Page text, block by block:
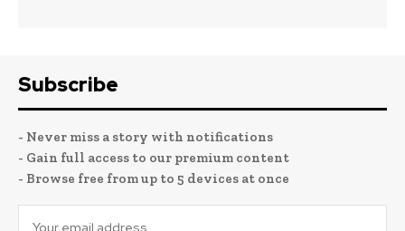
Subscribe
- Never miss a story with notifications
- Gain full access to our premium content
- Browse free from up to 5 devices at once